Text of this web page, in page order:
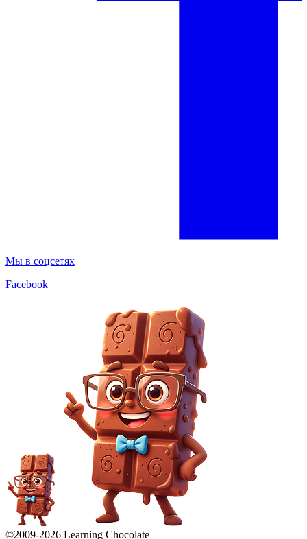
Мы в соцсетях
Facebook
©2009-2026 Learning Chocolate